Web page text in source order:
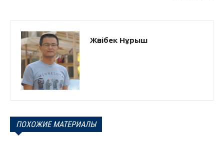
Жәнібек Нұрыш
ПОХОЖИЕ МАТЕРИАЛЫ